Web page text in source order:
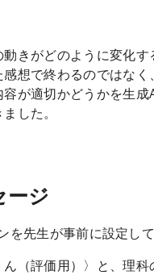
きがどのように変化
想で終わるのではな
が適切かどうかを生
した。
ージ
先生が事前に設定して
（評価用）〉と、理